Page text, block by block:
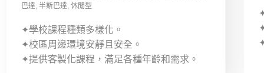
巴達 半斯巴達 休閒型
✦學校課程種類多樣化。
✦校區周邊環境安靜且安全。
✦提供客製化課程，滿足各種年齡和需求。